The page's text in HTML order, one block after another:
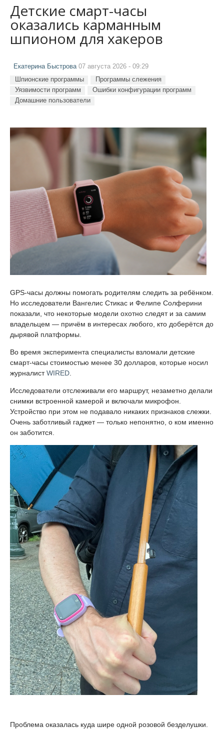
Детские смарт-часы
оказались карманным
шпионом для хакеров
Екатерина Быстрова 07 августа 2026 - 09:29
Шпионские программы
Программы слежения
Уязвимости программ
Ошибки конфигурации программ
Домашние пользователи
GPS-часы должны помогать родителям следить за ребёнком.
Но исследователи Вангелис Стикас и Фелипе Солферини
показали, что некоторые модели охотно следят и за самим
владельцем — причём в интересах любого, кто доберётся до
дырявой платформы.
Во время эксперимента специалисты взломали детские
смарт-часы стоимостью менее 30 долларов, которые носил
журналистWIRED
Исследователи отслеживали его маршрут, незаметно делали
снимки встроенной камерой и включали микрофон.
Устройство при этом не подавало никаких признаков слежки.
Очень заботливый гаджет — только непонятно, о ком именно
он заботится.
Проблема оказалась куда шире одной розовой безделушки.